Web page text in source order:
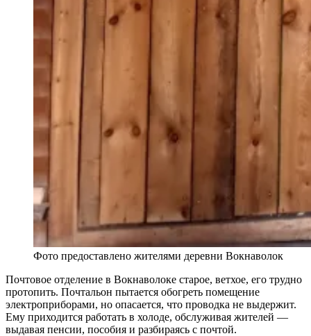
Фото предоставлено жителями деревни Вокнаволок
Почтовое отделение в Вокнаволоке старое, ветхое, его трудно
протопить. Почтальон пытается обогреть помещение
электроприборами, но опасается, что проводка не выдержит.
Ему приходится работать в холоде, обслуживая жителей —
выдавая пенсии, пособия и разбираясь с почтой.